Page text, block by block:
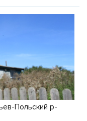
Польский р-